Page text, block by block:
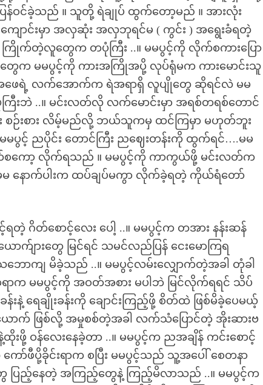
ဝင်ခဲ့သည် ။ သူတို့ ရဲချုပ် ထွက်တော့မည် ။ အားလုံး
ကျောင်းမှာ အလှဆုံး အလှဘုရင်မ ( ကွင်း ) အရွေးခံရတဲ့
ကြိုက်တဲ့လူတွေက တပုံကြီး ..။ မမပွင့်ကို လိုက်စကားပြော
ေက မမပွင့်ကို ကားအကြိုအပို့ လုပ်ရုံမက ကားမောင်းသူ
အဖေရဲ့ လက်အောက်က ရဲအရာရှိ လူပျိုတွေ ဆိုရင်လဲ မမ
ကြီးဘဲ ..။ မင်းလတ်လို လက်မောင်းမှာ အရစ်တရစ်တောင်
း စဉ်းစား လိမ့်မည်လို့ ဘယ်သူကမှ ထင်ကြမှာ မဟုတ်ဘူး
မမပွင့် ညပိုင်း တောင်ကြီး ညဈေးတန်းကို ထွက်ရင်….မမ
စကော့ လိုက်ရသည် ။ မမပွင့်ကို ကာကွယ်ဖို့ မင်းလတ်က
နောက်ပါးက ထပ်ချပ်မကွာ လိုက်ခဲ့ရတဲ့ ကိုယ်ရံတော်
ရတဲ့ ဂိတ်စောင့်လေး ပေါ့ ..။ မမပွင့်က တအား နန်းဆန်
ားတွေ မြင်ရင် သမင်လည်ပြန် ငေးမောကြရ
ကျ မိခဲ့သည် ..။ မမပွင့်လမ်းလျှောက်တဲ့အခါ တုံခါ
ခဲ့ရာက မမပွင့်ကို အဝတ်အစား မပါဘဲ မြင်လိုက်ရရင် သိပ်
ရေချိုးခန်းကို ချောင်းကြည့်ဖို့ စိတ်ထဲ ဖြစ်မိခဲ့ပေမယ့်
ယောက် ဖြစ်လို့ အမှုစစ်တဲ့အခါ လက်သံပြောင်တဲ့ အိုးဆားဗ
ဖို့ ဝန်လေးနေခဲ့တာ ..။ မမပွင့်က ညအချိန် ကင်းစောင့်
ကော်ဖီပို့ခိုင်းရာက စပြီး မမပွင့်သည် သူ့အပေါ် စေတနာ
ပြည့်နေတဲ့ အကြည့်တွေနဲ့ ကြည့်မိလာသည် ..။ မမပွင့်က